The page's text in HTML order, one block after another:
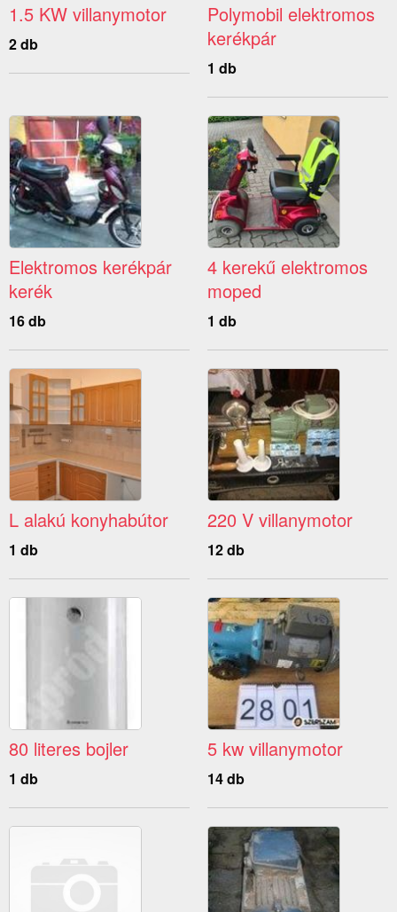
1.5 KW villanymotor
2 db
Polymobil elektromos
kerékpár
1 db
Elektromos kerékpár
kerék
16 db
4 kerekű elektromos
moped
1 db
L alakú konyhabútor
1 db
220 V villanymotor
12 db
80 literes bojler
1 db
5 kw villanymotor
14 db